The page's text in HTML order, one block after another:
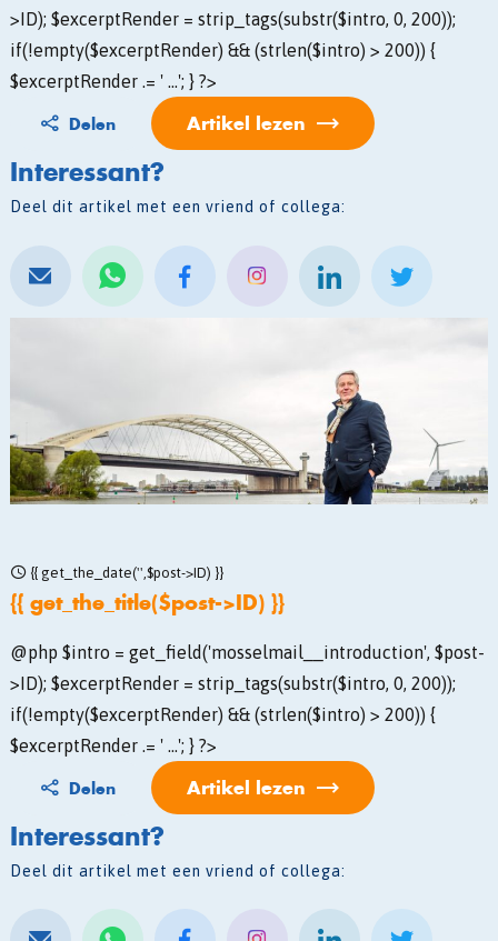
>ID); $excerptRender = strip_tags(substr($intro, 0, 200));
if(!empty($excerptRender) && (strlen($intro) > 200)) {
$excerptRender .= ' ...'; } ?>
Delen Artikel lezen
Interessant?
Deel dit artikel met een vriend of collega:
{{ get_the_date('',$post->ID) }}
{{ get_the_title($post->ID) }}
@php $intro = get_field('mosselmail__introduction', $post-
>ID); $excerptRender = strip_tags(substr($intro, 0, 200));
if(!empty($excerptRender) && (strlen($intro) > 200)) {
$excerptRender .= ' ...'; } ?>
Delen Artikel lezen
Interessant?
Deel dit artikel met een vriend of collega: